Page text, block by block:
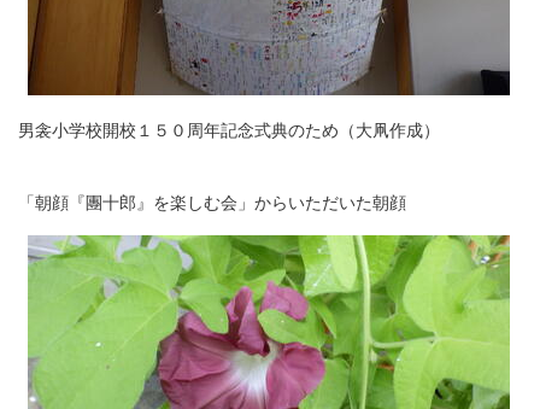
男衾小学校開校１５０周年記念式典のため（大凧作成）
「朝顔『團十郎』を楽しむ会」からいただいた朝顔